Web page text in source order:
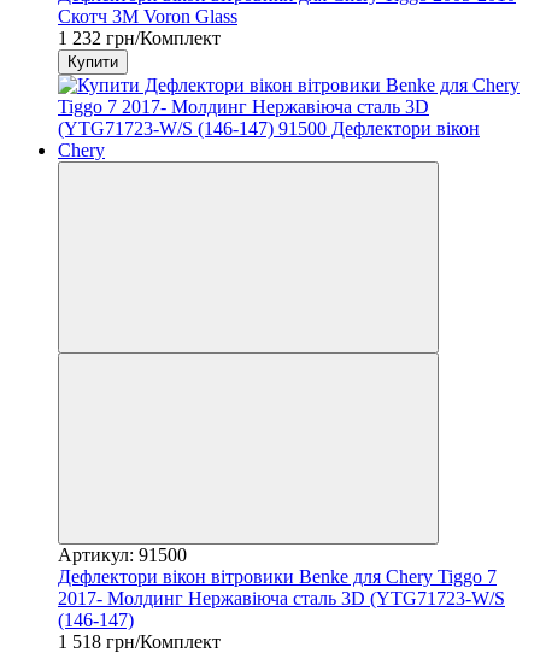
Скотч 3M Voron Glass
1 232 грн/Комплект
Купити
Артикул: 91500
Дефлектори вікон вітровики Benke для Chery Tiggo 7
2017- Молдинг Нержавіюча сталь 3D (YTG71723-W/S
(146-147)
1 518 грн/Комплект